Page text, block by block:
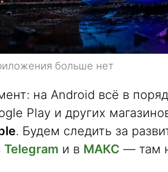
больше нет
на Android всё в
Play и других
. Будем следить за
Telegram и в МАКС — там